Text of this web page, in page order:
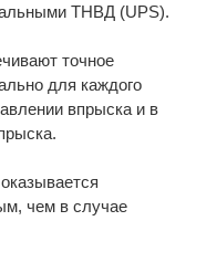
ТНВД (UPS).
точное
для каждого
впрыска и в
чем в случае